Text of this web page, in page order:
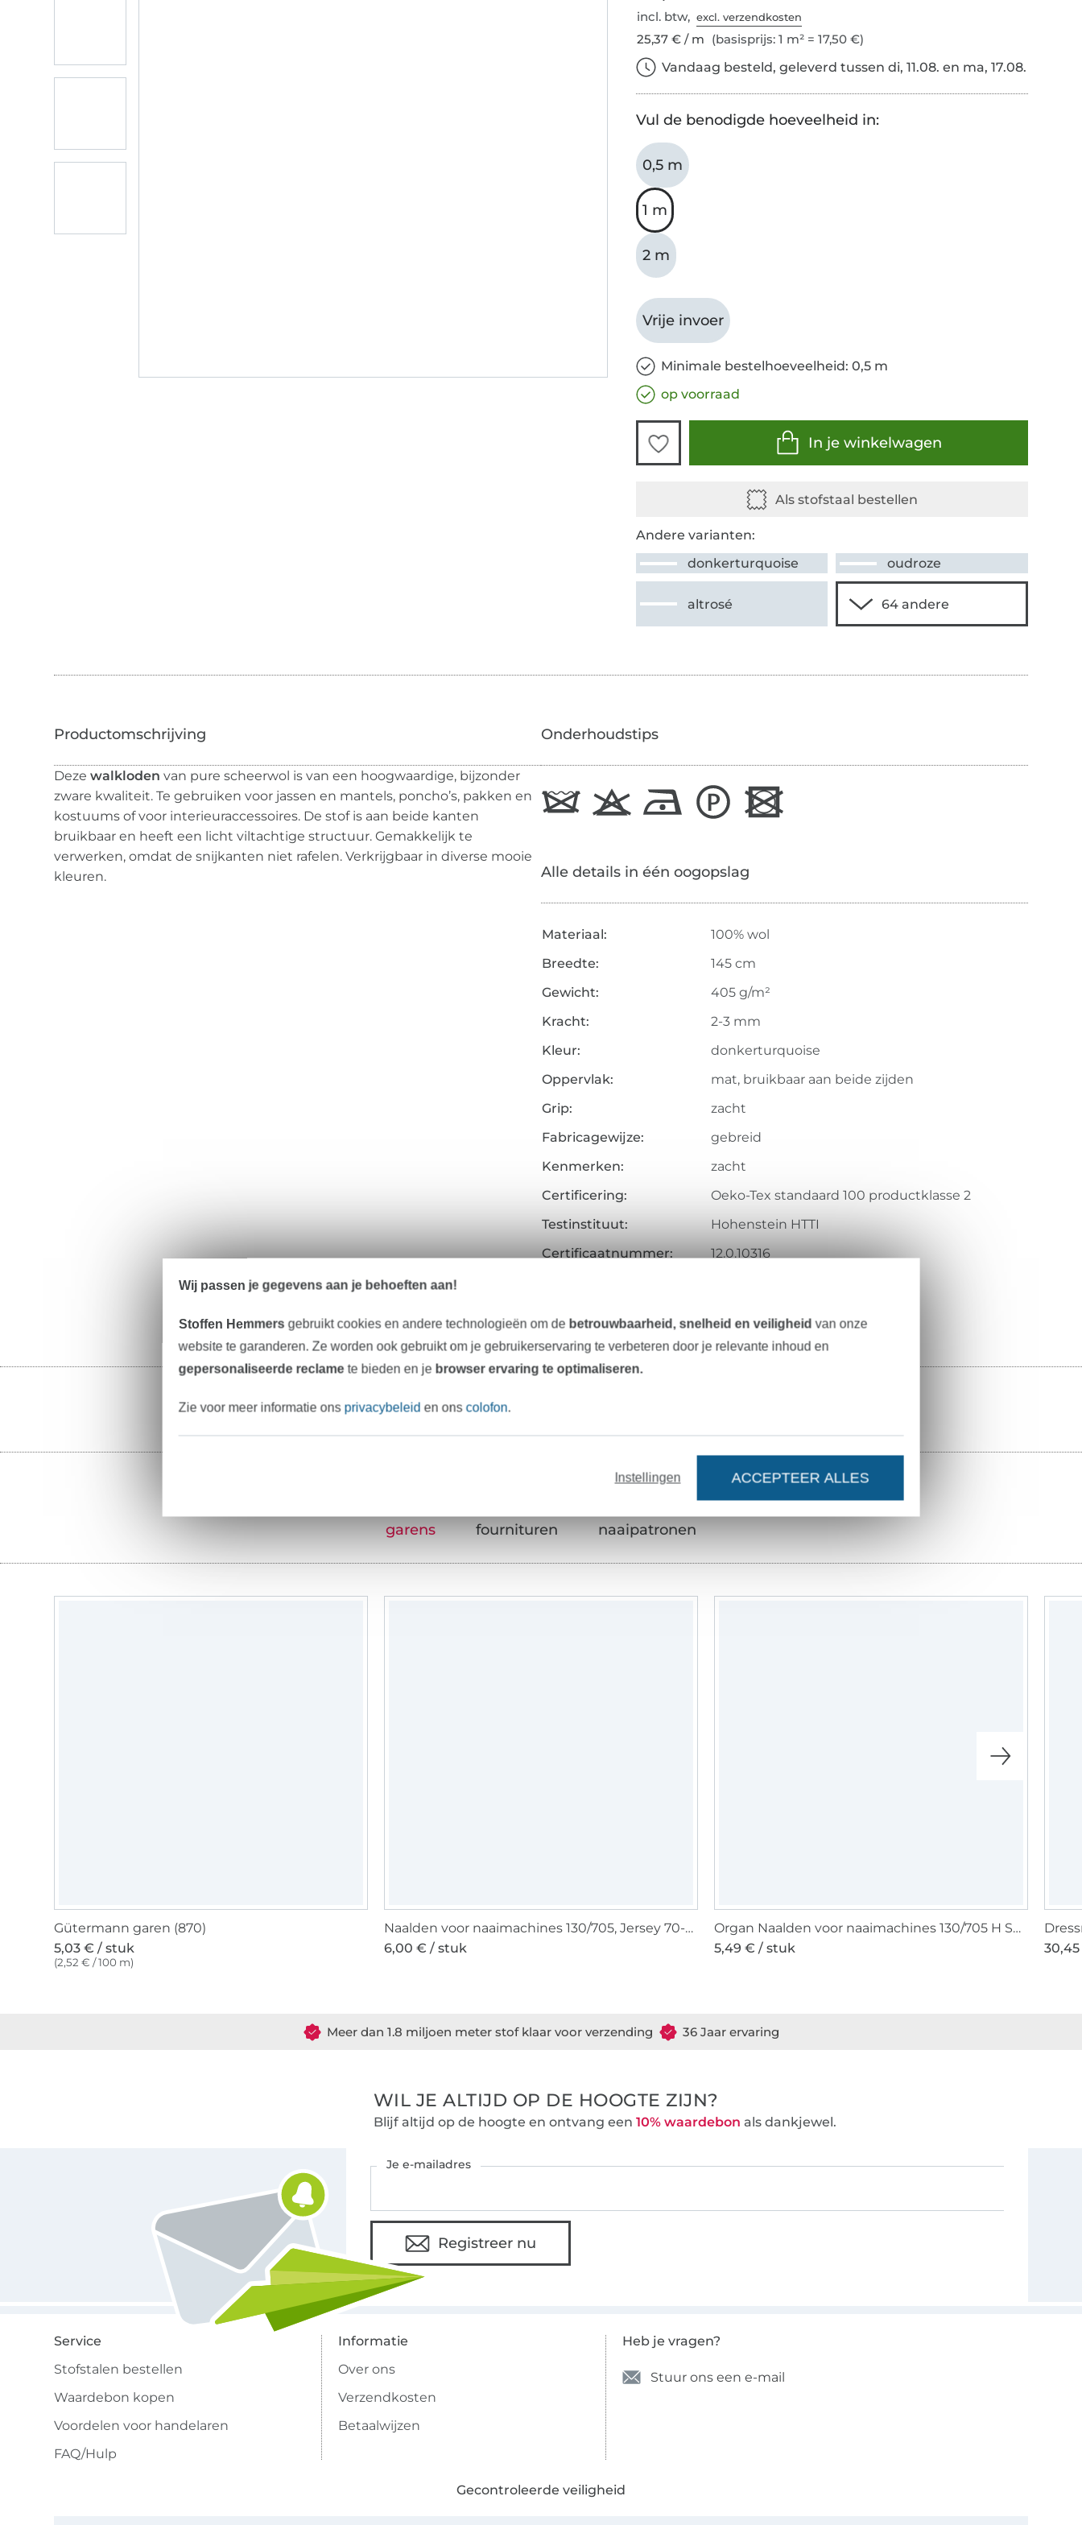
incl. btw,excl. verzendkosten
25,37 € / m (basisprijs: 1 m² = 17,50 €)
Vandaag besteld, geleverd tussen di, 11.08. en ma, 17.08.
Vul de benodigde hoeveelheid in:
0,5 m
1 m
2 m
Vrije invoer
Minimale bestelhoeveelheid: 0,5 m
op voorraad
In je winkelwagen
Andere varianten:
donkerturquoise
oudroze
altrosé
Dezewalkloden van pure scheerwol is van een hoogwaardige, bijzonder
zware kwaliteit. Te gebruiken voor jassen en mantels, poncho’s, pakken en
kostuums of voor interieuraccessoires. De stof is aan beide kanten
bruikbaar en heeft een licht viltachtige structuur. Gemakkelijk te
verwerken, omdat de snijkanten niet rafelen. Verkrijgbaar in diverse mooie
kleuren.
Onderhoudstips
Alle details in één oogopslag
Materiaal:
100% wol
Breedte:
145 cm
Gewicht:
405 g/m²
Kracht:
2-3 mm
Kleur:
donkerturquoise
Oppervlak:
mat, bruikbaar aan beide zijden
Grip:
zacht
Fabricagewijze:
gebreid
Kenmerken:
zacht
Certificering:
Oeko-Tex standaard 100 productklasse 2
Testinstituut:
Hohenstein HTTI
Certificaatnummer:
12.0.10316
Gegevens leverancier
Onze tip: Dit past er bij
garens fournituren naaipatronen
Gütermann garen (870)
5,03 € / stuk
(2,52 € / 100 m)
Naalden voor naaimachines 130/705, Jersey 70-90
6,00 € / stuk
Organ Naalden voor naaimachines 130/705 H SUK, Jersey 70-100
5,49 € / stuk
Meer dan 1.8 miljoen meter stof klaar voor verzending 36 Jaar ervaring
WIL JE ALTIJD OP DE HOOGTE ZIJN?
Blijf altijd op de hoogte en ontvang een 10% waardebon als dankjewel.
Je e-mailadres
Registreer nu
Service
Stofstalen bestellen
Waardebon kopen
Voordelen voor handelaren
FAQ/Hulp
Informatie
Over ons
Verzendkosten
Betaalwijzen
Heb je vragen?
Stuur ons een e-mail
Gecontroleerde veiligheid
Wij passen je gegevens aan je behoeften aan!
Stoffen Hemmers gebruikt cookies en andere technologieën om de betrouwbaarheid, snelheid en veiligheid van onze
website te garanderen. Ze worden ook gebruikt om je gebruikerservaring te verbeteren door je relevante inhoud en
gepersonaliseerde reclamete bieden en je browser ervaring te optimaliseren.
Zie voor meer informatie ons privacybeleid en onscolofon.
Instellingen ACCEPTEER ALLES